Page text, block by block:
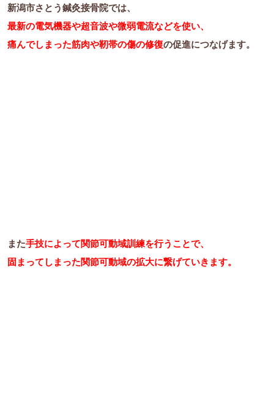
新潟市さとう鍼灸接骨院では、
最新の電気機器や超音波や微弱電流などを使い、
痛んでしまった筋肉や靭帯の傷の修復の促進につなげます。
また手技によって関節可動域訓練を行うことで、
固まってしまった関節可動域の拡大に繋げていきます。